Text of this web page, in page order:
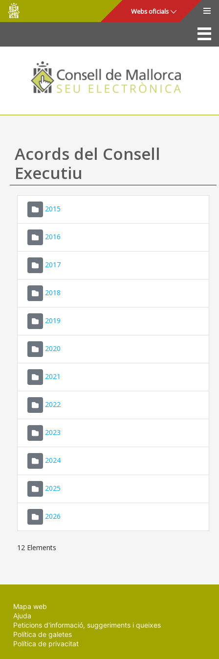
Salta al contingut principal
Consell
de
Mallorca
Webs oficials
La Seu
Consell de Mallorca
Accés i seguretat
Utilitats
Ajuda
Acords del Consell
Executiu
2015
2016
2017
2018
2019
2020
2021
2022
2023
2024
2025
2026
12 Elements
Mapa web
Ajuda
Peticions d'informació, suggeriments i queixes
Política de galetes
Política de privacitat